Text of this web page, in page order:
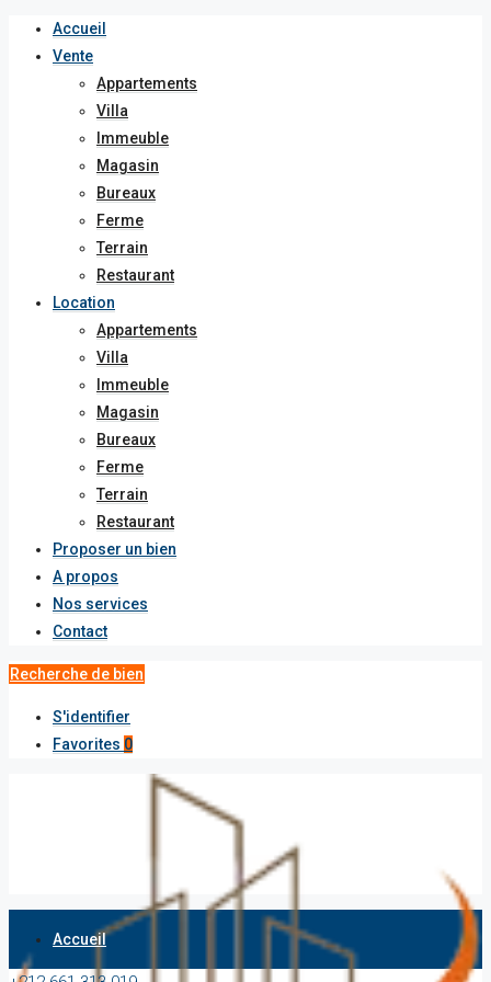
Accueil
Vente
Appartements
Villa
Immeuble
Magasin
Bureaux
Ferme
Terrain
Restaurant
Location
Appartements
Villa
Immeuble
Magasin
Bureaux
Ferme
Terrain
Restaurant
Proposer un bien
A propos
Nos services
Contact
Recherche de bien
S'identifier
Favorites 0
Accueil